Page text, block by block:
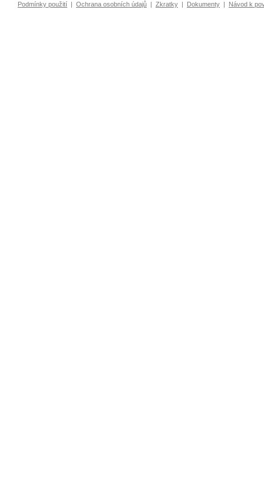
Podmínky použití | Ochrana osobních údajů | Zkratky | Dokumenty | Návod k